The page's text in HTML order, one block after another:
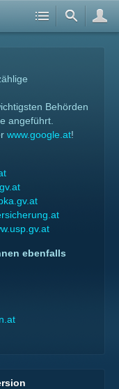
Behörden
angeführt.
www.google.at!
ebenfalls